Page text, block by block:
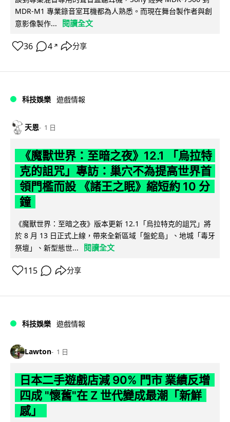
MDR-M1 專業錄音室耳機都為人熟悉。而現在舞台製作者與創
意影像製作...
閱讀全文
36 4 ↗ 分享
科技娛樂 遊戲情報
天恩 1 日
《魔獸世界：至暗之夜》12.1 「烏拉特
克的詛咒」專訪：巢穴不為提高世界首
領門檻而設 《諸王之眠》縮短約 10 分
鐘
《魔獸世界：至暗之夜》版本更新 12.1「烏拉特克的詛咒」將
於 8 月 13 日正式上線，帶來全新區域「盤蛇島」、地城「毒牙
祭壇」、新型態世...
閱讀全文
115 分享
科技娛樂 遊戲情報
Lawton 1 日
日本二手遊戲店減 90% 門市 業績反增
四成 "懷舊"在 Z 世代變成最潮「新鮮
感」